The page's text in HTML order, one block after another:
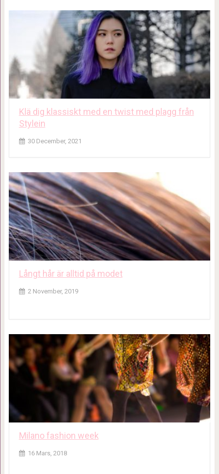
Klä dig klassiskt med en twist med plagg från
Stylein
30 December, 2021
Långt hår är alltid på modet
2 November, 2019
Milano fashion week
16 Mars, 2018